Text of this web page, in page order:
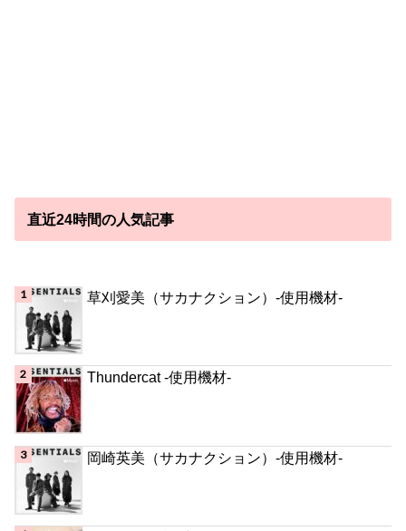
直近24時間の人気記事
草刈愛美（サカナクション）-使用機材-
Thundercat -使用機材-
岡崎英美（サカナクション）-使用機材-